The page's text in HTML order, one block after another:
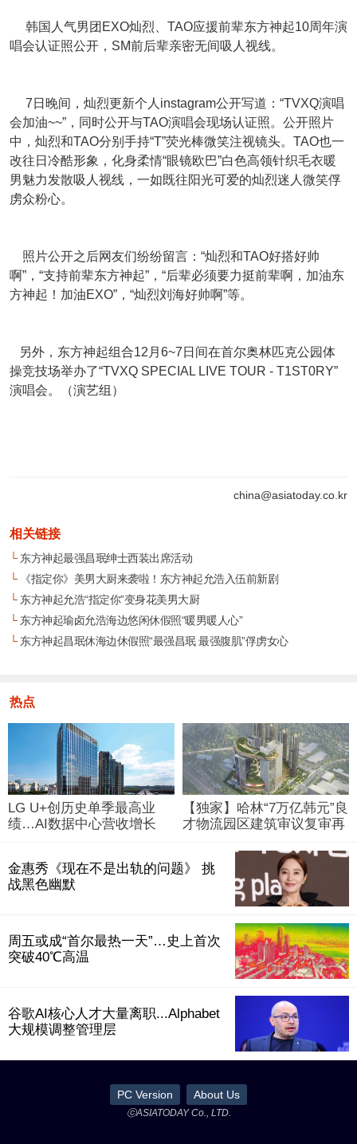
韩国人气男团EXO灿烈、TAO应援前辈东方神起10周年演
唱会认证照公开，SM前后辈亲密无间吸人视线。
7日晚间，灿烈更新个人instagram公开写道：“TVXQ演唱
会加油~~”，同时公开与TAO演唱会现场认证照。公开照片
中，灿烈和TAO分别手持“T”荧光棒微笑注视镜头。TAO也一
改往日冷酷形象，化身柔情“眼镜欧巴”白色高领针织毛衣暖
男魅力发散吸人视线，一如既往阳光可爱的灿烈迷人微笑俘
虏众粉心。
照片公开之后网友们纷纷留言：“灿烈和TAO好搭好帅
啊”，“支持前辈东方神起”，“后辈必须要力挺前辈啊，加油东
方神起！加油EXO”，“灿烈刘海好帅啊”等。
另外，东方神起组合12月6~7日间在首尔奥林匹克公园体
操竞技场举办了“TVXQ SPECIAL LIVE TOUR - T1ST0RY”
演唱会。（演艺组）
china@asiatoday.co.kr
相关链接
└东方神起最强昌珉绅士西装出席活动
└《指定你》美男大厨来袭啦！东方神起允浩入伍前新剧
└东方神起允浩“指定你”变身花美男大厨
└东方神起瑜卤允浩海边悠闲休假照“暖男暖人心”
└东方神起昌珉休海边休假照“最强昌珉 最强腹肌”俘虏女心
热点
LG U+创历史单季最高业
绩…AI数据中心营收增长
【独家】哈林“7万亿韩元”良
才物流园区建筑审议复审再
金惠秀《现在不是出轨的问题》 挑
战黑色幽默
周五或成“首尔最热一天”…史上首次
突破40℃高温
谷歌AI核心人才大量离职...Alphabet
大规模调整管理层
PC Version About Us
ⓒASIATODAY Co., LTD.